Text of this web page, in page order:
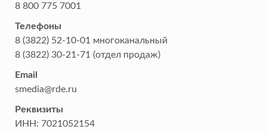
8 800 775 7001
Телефоны
8 (3822) 52-10-01 многоканальный
8 (3822) 30-21-71 (отдел продаж)
Email
smedia@rde.ru
Реквизиты
ИНН: 7021052154